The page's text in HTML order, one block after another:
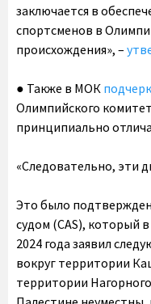
заключается в
спортсменов в
происхождения», –
● Также в МОК
Олимпийского
принципиально
«Следовательно, эти
Это было
судом (CAS), который
2024 года заявил
вокруг территории
территории